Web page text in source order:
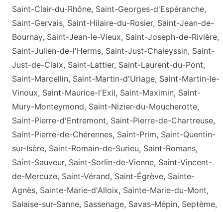
Saint-Clair-du-Rhône, Saint-Georges-d'Espéranche,
Saint-Gervais, Saint-Hilaire-du-Rosier, Saint-Jean-de-
Bournay, Saint-Jean-le-Vieux, Saint-Joseph-de-Rivière,
Saint-Julien-de-l'Herms, Saint-Just-Chaleyssin, Saint-
Just-de-Claix, Saint-Lattier, Saint-Laurent-du-Pont,
Saint-Marcellin, Saint-Martin-d'Uriage, Saint-Martin-le-
Vinoux, Saint-Maurice-l'Exil, Saint-Maximin, Saint-
Mury-Monteymond, Saint-Nizier-du-Moucherotte,
Saint-Pierre-d'Entremont, Saint-Pierre-de-Chartreuse,
Saint-Pierre-de-Chérennes, Saint-Prim, Saint-Quentin-
sur-Isère, Saint-Romain-de-Surieu, Saint-Romans,
Saint-Sauveur, Saint-Sorlin-de-Vienne, Saint-Vincent-
de-Mercuze, Saint-Vérand, Saint-Égrève, Sainte-
Agnès, Sainte-Marie-d'Alloix, Sainte-Marie-du-Mont,
Salaise-sur-Sanne, Sassenage, Savas-Mépin, Septème,